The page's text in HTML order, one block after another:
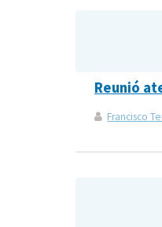
Reunió
Francisco